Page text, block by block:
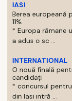
IASI
Berea europeană
11%
* Europa rămane
a adus o sc ...
INTERNATIONAL
O nouă finală
candidați
* concursul
din Iasi intră ...